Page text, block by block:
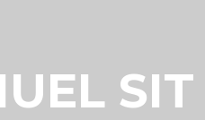
SIT